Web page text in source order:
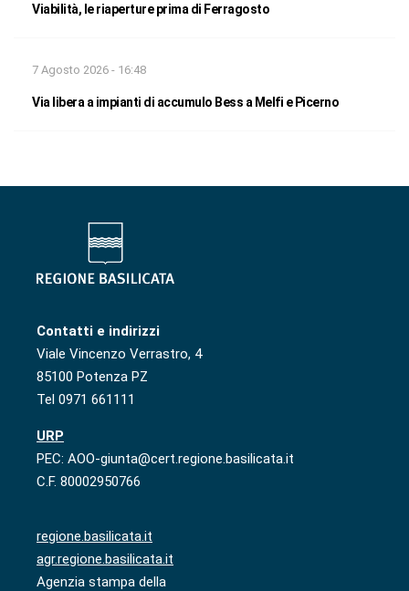
Viabilità, le riaperture prima di Ferragosto
7 Agosto 2026 - 16:48
Via libera a impianti di accumulo Bess a Melfi e Picerno
Contatti e indirizzi
Viale Vincenzo Verrastro, 4
85100 Potenza PZ
Tel 0971 661111
URP
PEC: AOO-giunta@cert.regione.basilicata.it
C.F. 80002950766
regione.basilicata.it
agr.regione.basilicata.it
Agenzia stampa della